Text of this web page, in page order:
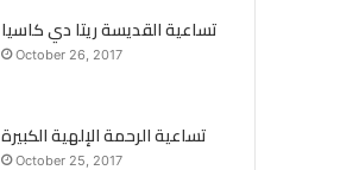
تساعية القديسة ريتا دي كاسيا
October 26, 2017
تساعية الرحمة الإلهية الكبيرة
October 25, 2017